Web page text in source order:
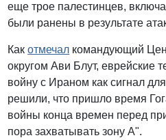
еще трое палестинцев,
были ранены в результате
Какотмечал командующий
округом Ави Блут, еврейские
войну с Ираном как сигнал
решили, что пришло время
войны конца времен перед
пора захватывать зону А".